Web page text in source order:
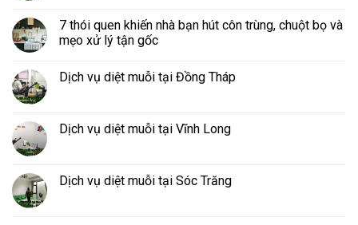
7 thói quen khiến nhà bạn hút côn trùng, chuột bọ và
mẹo xử lý tận gốc
Dịch vụ diệt muỗi tại Đồng Tháp
Dịch vụ diệt muỗi tại Vĩnh Long
Dịch vụ diệt muỗi tại Sóc Trăng